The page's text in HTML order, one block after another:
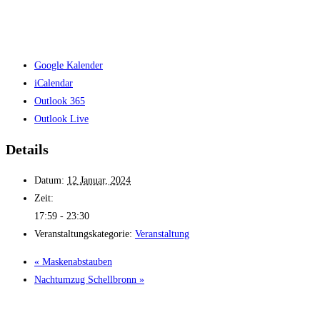
Google Kalender
iCalendar
Outlook 365
Outlook Live
Details
Datum: 12 Januar, 2024
Zeit:
17:59 - 23:30
Veranstaltungskategorie: Veranstaltung
« Maskenabstauben
Nachtumzug Schellbronn »